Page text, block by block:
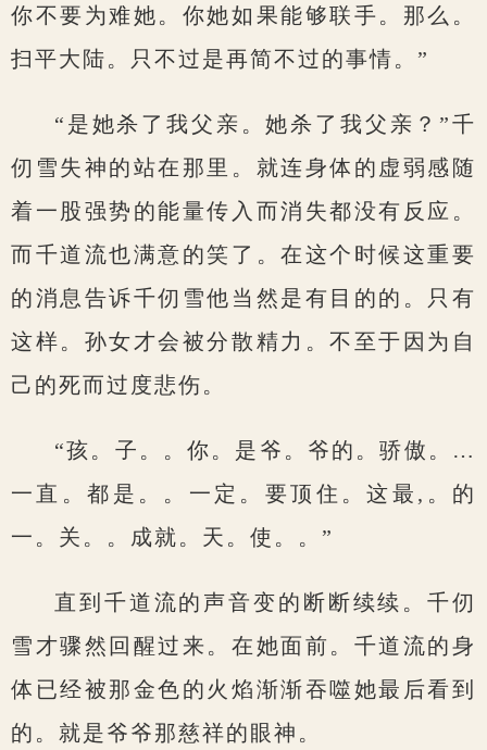
你不要为难她。你她如果能够联手。那么。
扫平大陆。只不过是再简不过的事情。”
“是她杀了我父亲。她杀了我父亲？”千
仞雪失神的站在那里。就连身体的虚弱感随
着一股强势的能量传入而消失都没有反应。
而千道流也满意的笑了。在这个时候这重要
的消息告诉千仞雪他当然是有目的的。只有
这样。孙女才会被分散精力。不至于因为自
己的死而过度悲伤。
“孩。子。。你。是爷。爷的。骄傲。…
一直。都是。。一定。要顶住。这最,。的
一。关。。成就。天。使。。”
直到千道流的声音变的断断续续。千仞
雪才骤然回醒过来。在她面前。千道流的身
体已经被那金色的火焰渐渐吞噬她最后看到
的。就是爷爷那慈祥的眼神。